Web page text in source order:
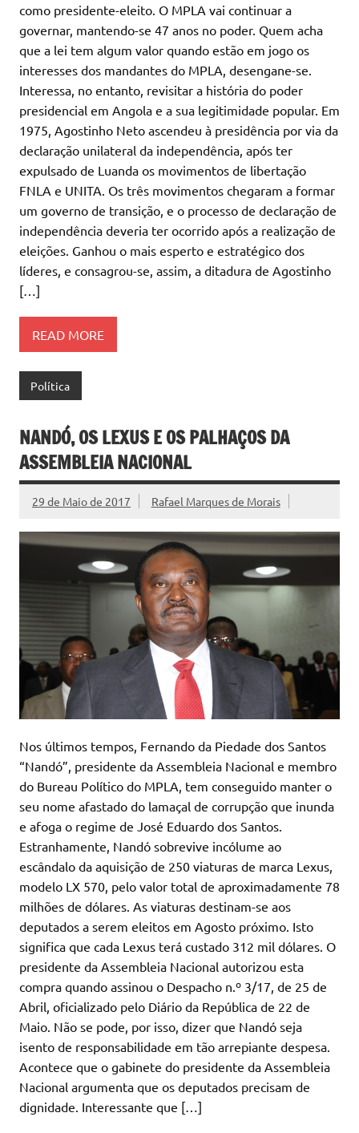
como presidente-eleito. O MPLA vai continuar a
governar, mantendo-se 47 anos no poder. Quem acha
que a lei tem algum valor quando estão em jogo os
interesses dos mandantes do MPLA, desengane-se.
Interessa, no entanto, revisitar a história do poder
presidencial em Angola e a sua legitimidade popular. Em
1975, Agostinho Neto ascendeu à presidência por via da
declaração unilateral da independência, após ter
expulsado de Luanda os movimentos de libertação
FNLA e UNITA. Os três movimentos chegaram a formar
um governo de transição, e o processo de declaração de
independência deveria ter ocorrido após a realização de
eleições. Ganhou o mais esperto e estratégico dos
líderes, e consagrou-se, assim, a ditadura de Agostinho
[…]
READ MORE
Política
NANDÓ, OS LEXUS E OS PALHAÇOS DA
ASSEMBLEIA NACIONAL
29 de Maio de 2017 Rafael Marques de Morais
Nos últimos tempos, Fernando da Piedade dos Santos
“Nandó”, presidente da Assembleia Nacional e membro
do Bureau Político do MPLA, tem conseguido manter o
seu nome afastado do lamaçal de corrupção que inunda
e afoga o regime de José Eduardo dos Santos.
Estranhamente, Nandó sobrevive incólume ao
escândalo da aquisição de 250 viaturas de marca Lexus,
modelo LX 570, pelo valor total de aproximadamente 78
milhões de dólares. As viaturas destinam-se aos
deputados a serem eleitos em Agosto próximo. Isto
significa que cada Lexus terá custado 312 mil dólares. O
presidente da Assembleia Nacional autorizou esta
compra quando assinou o Despacho n.º 3/17, de 25 de
Abril, oficializado pelo Diário da República de 22 de
Maio. Não se pode, por isso, dizer que Nandó seja
isento de responsabilidade em tão arrepiante despesa.
Acontece que o gabinete do presidente da Assembleia
Nacional argumenta que os deputados precisam de
dignidade. Interessante que […]